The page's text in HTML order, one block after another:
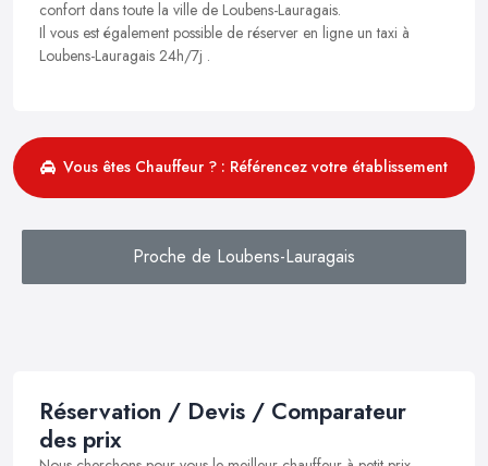
confort dans toute la ville de Loubens-Lauragais.
Il vous est également possible de réserver en ligne un taxi à
Loubens-Lauragais 24h/7j .
Vous êtes Chauffeur ? : Référencez votre établissement
Proche de Loubens-Lauragais
Réservation / Devis / Comparateur
des prix